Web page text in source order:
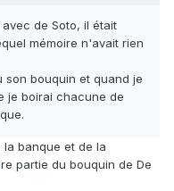
de Soto, il était
mémoire n'avait rien
son bouquin et quand je
je boirai chacune de
banque et de la
partie du bouquin de De